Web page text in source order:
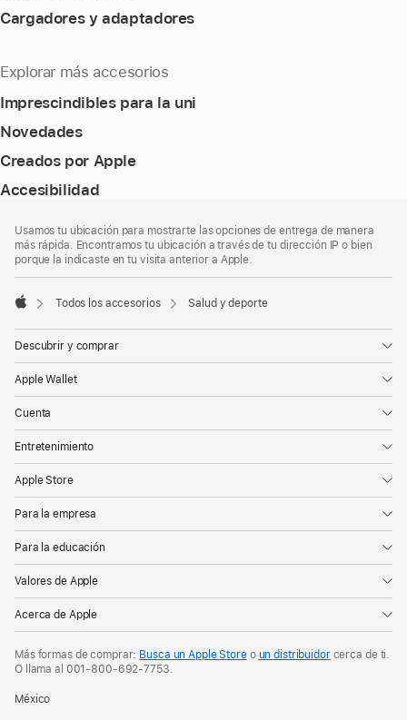
Cargadores y adaptadores
Explorar más accesorios
Imprescindibles para la uni
Novedades
Creados por Apple
Accesibilidad
de
página
a
pie
Usamos tu ubicación para mostrarte las opciones de entrega de manera
más rápida. Encontramos tu ubicación a través de tu dirección IP o bien
porque la indicaste en tu visita anterior a Apple.
Todos los accesorios Salud y deporte
Descubrir y comprar
Apple Wallet
Cuenta
Entretenimiento
Apple Store
Para la empresa
Para la educación
Valores de Apple
Acerca de Apple
Más formas de comprar: Busca un Apple Storeo un distribuidorcerca de ti.
O
llama al 001‑800‑692‑7753.
México